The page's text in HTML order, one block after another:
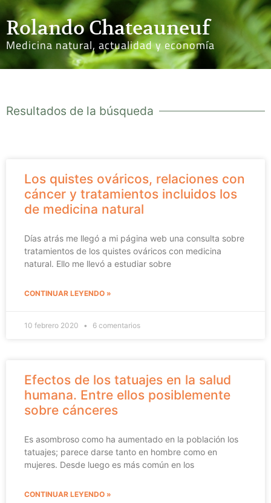
Rolando Chateauneuf
Medicina natural, actualidad y economía
Resultados de la búsqueda
Los quistes ováricos, relaciones con
cáncer y tratamientos incluidos los
de medicina natural
Días atrás me llegó a mi página web una consulta sobre
tratamientos de los quistes ováricos con medicina
natural. Ello me llevó a estudiar sobre
CONTINUAR LEYENDO »
10 febrero 2020 6 comentarios
Efectos de los tatuajes en la salud
humana. Entre ellos posiblemente
sobre cánceres
Es asombroso como ha aumentado en la población los
tatuajes; parece darse tanto en hombre como en
mujeres. Desde luego es más común en los
CONTINUAR LEYENDO »